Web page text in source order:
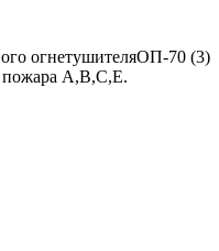
огнетушителяОП-70 (3)
пожара А,В,С,Е.